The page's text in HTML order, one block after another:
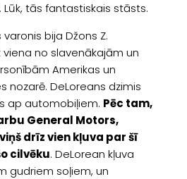
Lūk, tās fantastiskais stāsts.
bija Džons Z.
viena no slavenākajām un
Amerikas un
nozarē. DeLoreans dzimis
ap automobiļiem. Pēc tam,
General Motors,
drīz vien kļuva par šī
cilvēku. DeLorean kļuva
gudriem soļiem, un